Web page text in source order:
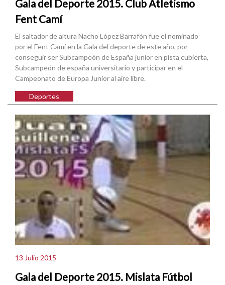
Gala del Deporte 2015. Club Atletismo
Fent Camí
El saltador de altura Nacho López Barrafón fue el nominado
por el Fent Camí en la Gala del deporte de este año, por
conseguir ser Subcampeón de España junior en pista cubierta,
Subcampeón de españa universitario y participar en el
Campeonato de Europa Junior al aire libre.
Deportes
13 Julio 2015
Gala del Deporte 2015. Mislata Fútbol